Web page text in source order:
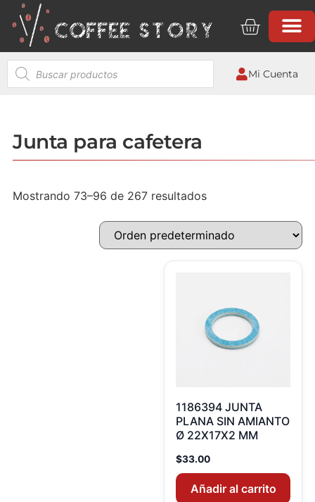
Mi Cuenta
Junta para cafetera
Mostrando 73–96 de 267 resultados
1186394 JUNTA
PLANA SIN AMIANTO
Ø 22X17X2 MM
$33.00
Añadir al carrito